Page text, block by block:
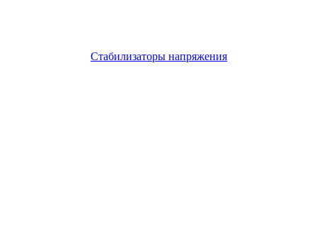
Стабилизаторы напряжения